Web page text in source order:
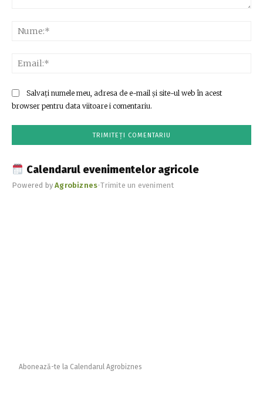
Salvați numele meu, adresa de e-mail și site-ul web în acest
browser pentru data viitoare i comentariu.
Calendarul evenimentelor agricole
Powered byAgrobiznes•Trimite un eveniment
Abonează-te la Calendarul Agrobiznes